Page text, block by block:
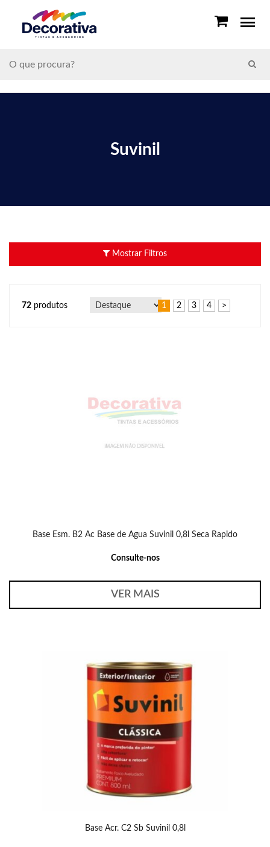
Suvinil
Mostrar Filtros
72 produtos 1 2 3 4 >
Base Esm. B2 Ac Base de Agua Suvinil 0,8l Seca Rapido
Consulte-nos
VER MAIS
Base Acr. C2 Sb Suvinil 0,8l